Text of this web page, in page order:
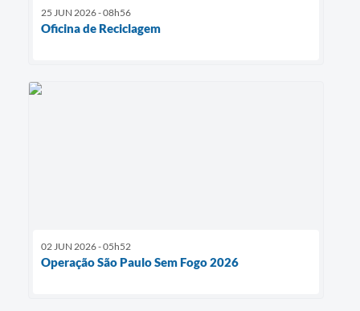
25 JUN 2026 - 08h56
Oficina de Reciclagem
02 JUN 2026 - 05h52
Operação São Paulo Sem Fogo 2026